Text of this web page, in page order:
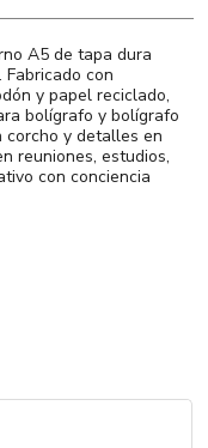
A5 de tapa dura
con
y papel reciclado,
bolígrafo y bolígrafo
y detalles en
reuniones, estudios,
con conciencia